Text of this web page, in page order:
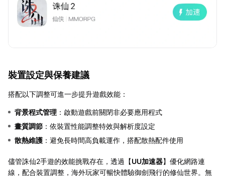
裝置設定與保養建議
搭配以下調整可進一步提升遊戲效能：
背景程式管理 ：啟動遊戲前關閉非必要應用程式
畫質調節 ：依裝置性能調整特效與解析度設定
散熱維護 ：避免長時間高負載運作，搭配散熱配件使用
儘管誅仙2手遊的效能挑戰存在，透過【UU加速器】優化網路連
線，配合裝置調整，海外玩家可暢快體驗御劍飛行的修仙世界。無